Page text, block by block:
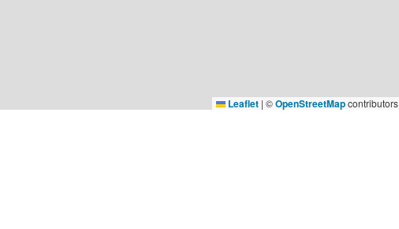
Leaflet | ©OpenStreetMapcontributors